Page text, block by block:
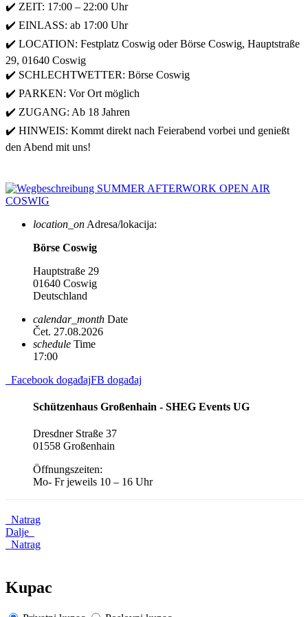
✔️ ZEIT: 17:00 – 22:00 Uhr
✔️ EINLASS: ab 17:00 Uhr
✔️ LOCATION: Festplatz Coswig oder Börse Coswig, Hauptstraße
29, 01640 Coswig
✔️ SCHLECHTWETTER: Börse Coswig
✔️ PARKEN: Vor Ort möglich
✔️ ZUGANG: Ab 18 Jahren
✔️ HINWEIS: Kommt direkt nach Feierabend vorbei und genießt
den Abend mit uns!
location_on Adresa/lokacija:
Börse Coswig
Hauptstraße 29
01640 Coswig
Deutschland
calendar_month Date
Čet. 27.08.2026
schedule Time
17:00
Facebook događajFB događaj
Schützenhaus Großenhain - SHEG Events UG
Dresdner Straße 37
01558 Großenhain
Öffnungszeiten:
Mo- Fr jeweils 10 – 16 Uhr
Natrag
Dalje
Natrag
Kupac